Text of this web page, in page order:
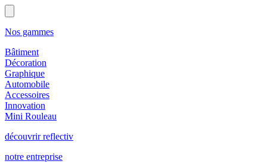
Nos gammes
Bâtiment
Décoration
Graphique
Automobile
Accessoires
Innovation
Mini Rouleau
découvrir reflectiv
notre entreprise